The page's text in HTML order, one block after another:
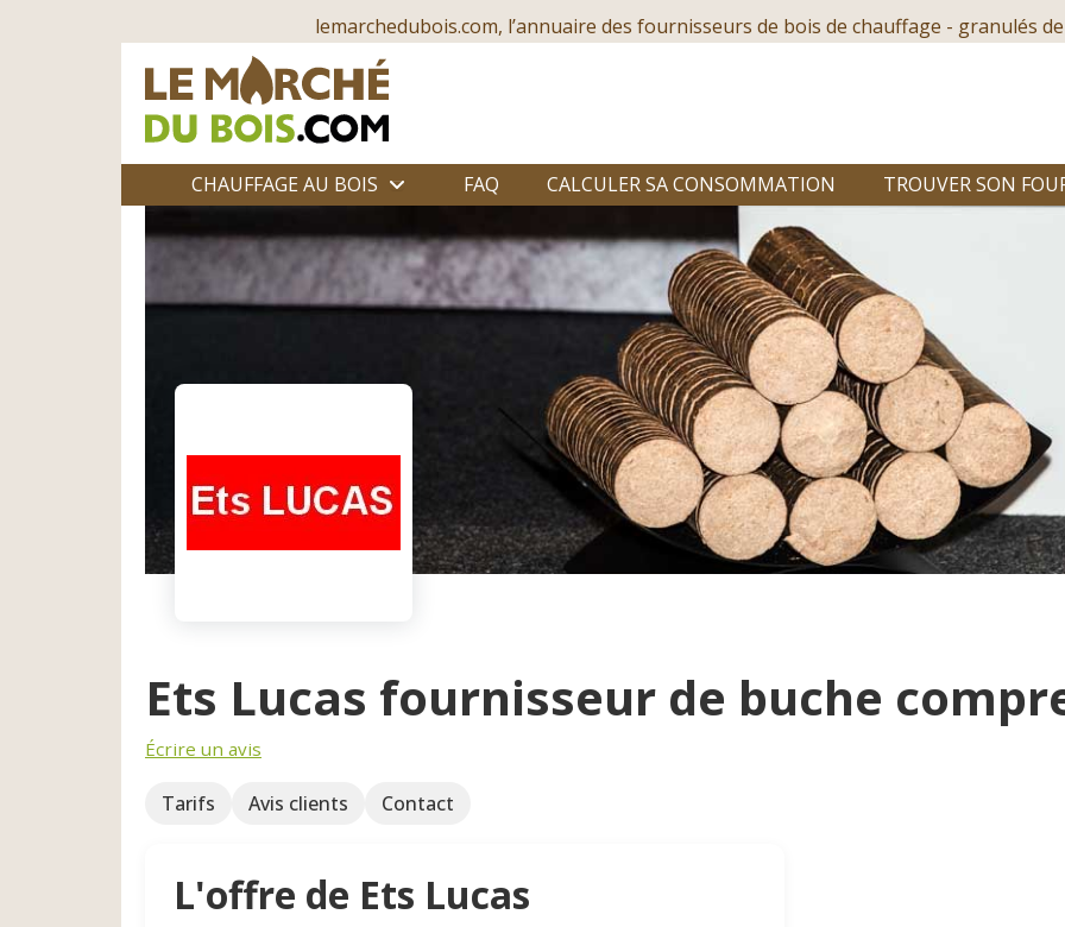
lemarchedubois.com, l’annuaire des fournisseurs de bois de chauffage - granulés
CHAUFFAGE AU BOIS FAQ CALCULER SA CONSOMMATION TROUVER SON
Ets Lucas fournisseur de buche
Écrire un avis
Tarifs Avis clients Contact
L'offre de Ets Lucas